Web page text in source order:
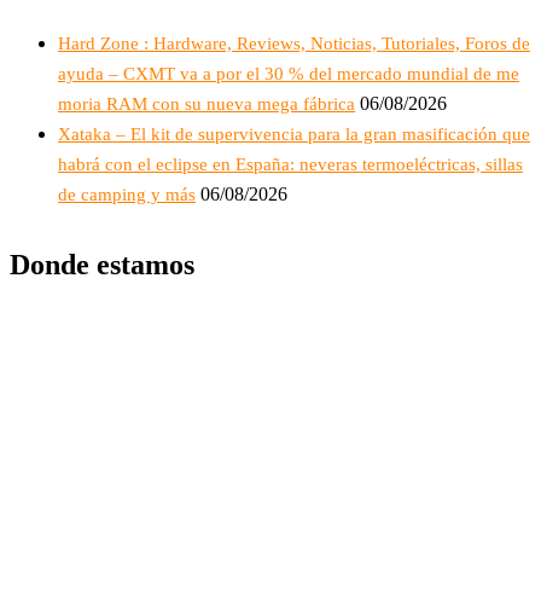
Hard Zone : Hardware, Reviews, Noticias, Tutoriales, Foros de
ayuda – CXMT va a por el 30 % del mercado mundial de me
moria RAM con su nueva mega fábrica 06/08/2026
Xataka – El kit de supervivencia para la gran masificación que
habrá con el eclipse en España: neveras termoeléctricas, sillas
de camping y más 06/08/2026
Donde estamos